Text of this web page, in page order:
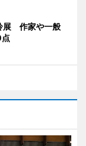
展 作家や一般
点